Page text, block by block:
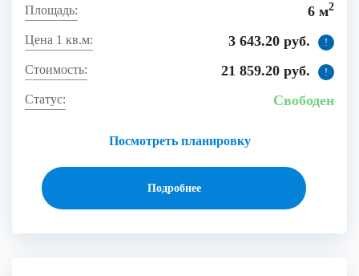
6 м2
3 643.20 руб. !
21 859.20 руб. !
Посмотреть планировку
Свободен
Подробнее